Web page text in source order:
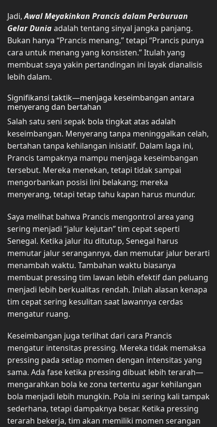
Jadi,Awal Meyakinkan Prancis dalam Perburuan
Gelar Duniaadalah tentang sinyal jangka panjang.
Bukan hanya “Prancis menang,” tetapi “Prancis punya
cara untuk menang yang konsisten.” Itulah yang
membuat saya yakin pertandingan ini layak dianalisis
lebih dalam.
Signifikansi taktik—menjaga keseimbangan antara
menyerang dan bertahan
Salah satu seni sepak bola tingkat atas adalah
keseimbangan. Menyerang tanpa meninggalkan celah,
bertahan tanpa kehilangan inisiatif. Dalam laga ini,
Prancis tampaknya mampu menjaga keseimbangan
tersebut. Mereka menekan, tetapi tidak sampai
mengorbankan posisi lini belakang; mereka
menyerang, tetapi tetap tahu kapan harus mundur.
Saya melihat bahwa Prancis mengontrol area yang
sering menjadi “jalur kejutan” tim cepat seperti
Senegal. Ketika jalur itu ditutup, Senegal harus
memutar jalur serangannya, dan memutar jalur berarti
menambah waktu. Tambahan waktu biasanya
membuat pressing tim lawan lebih efektif dan peluang
menjadi lebih berkualitas rendah. Inilah alasan kenapa
tim cepat sering kesulitan saat lawannya cerdas
mengatur ruang.
Keseimbangan juga terlihat dari cara Prancis
mengatur intensitas pressing. Mereka tidak memaksa
pressing pada setiap momen dengan intensitas yang
sama. Ada fase ketika pressing dibuat lebih terarah—
mengarahkan bola ke zona tertentu agar kehilangan
bola menjadi lebih mungkin. Pola ini sering kali tampak
sederhana, tetapi dampaknya besar. Ketika pressing
terarah bekerja, tim akan memiliki momen serangan